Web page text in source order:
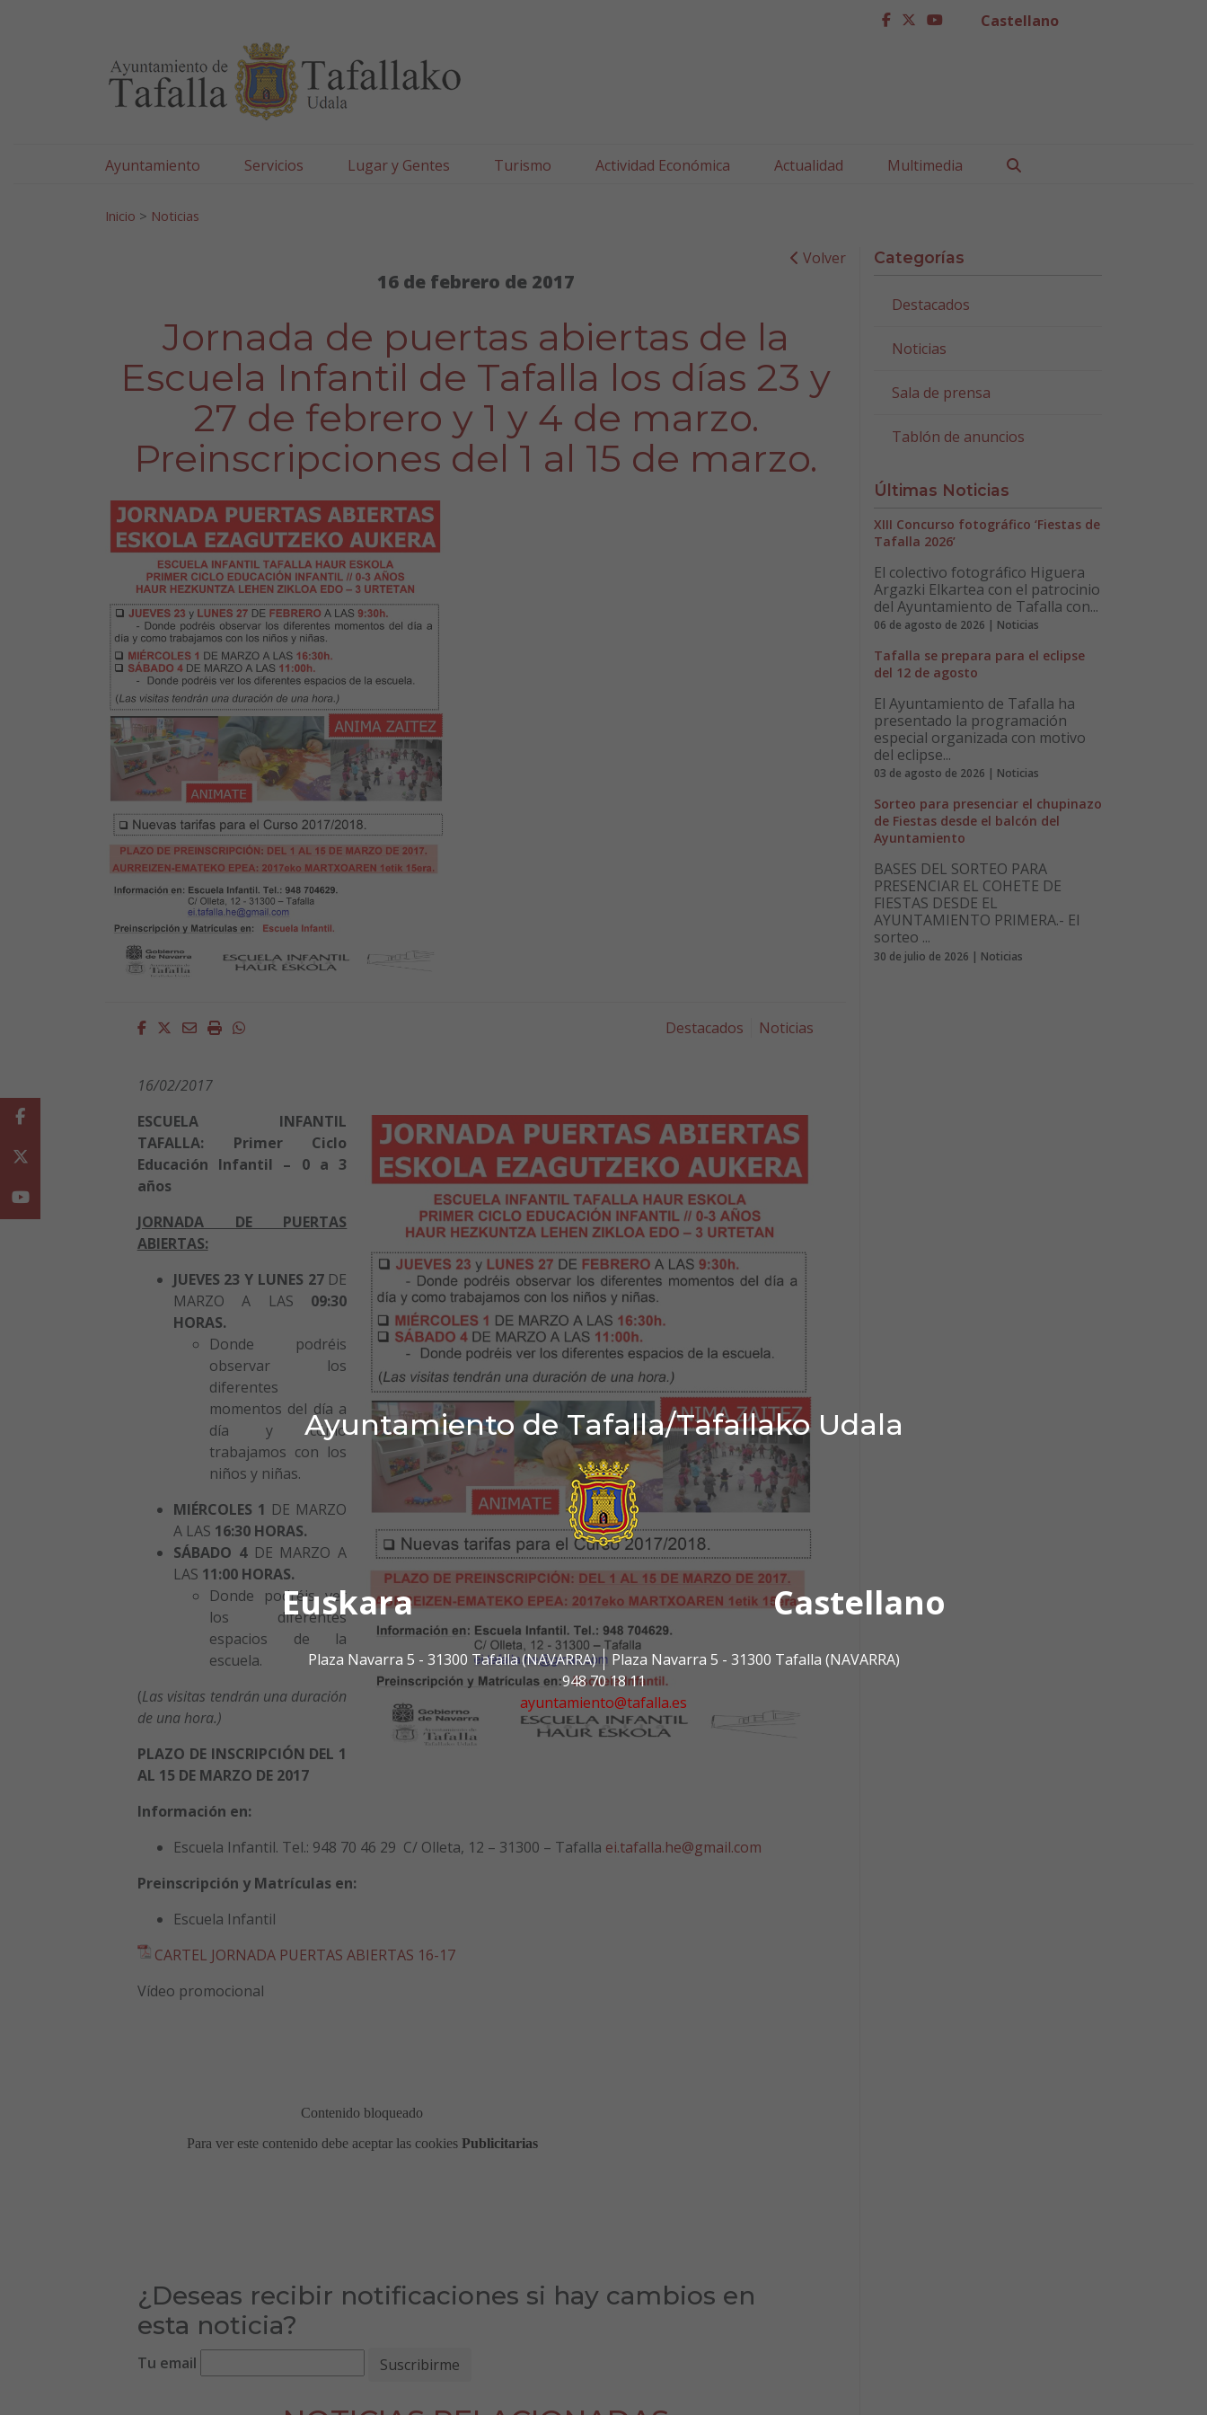
Ayuntamiento de Tafalla/Tafallako Udala
Euskara Castellano
Plaza Navarra 5 - 31300 Tafalla (NAVARRA)
Plaza Navarra 5 - 31300 Tafalla (NAVARRA)
948 70 18 11
ayuntamiento@tafalla.es
facebook
twitter
youtubeCastellano
Ayuntamiento Servicios Lugar y Gentes Turismo Actividad Económica Actualidad Multimedia
Inicio > Noticias
Volver
16 de febrero de 2017
Jornada de puertas abiertas de la
Escuela Infantil de Tafalla los días 23 y
27 de febrero y 1 y 4 de marzo.
Preinscripciones del 1 al 15 de marzo.
Facebook
Twitter
EmailImprimirWhatsapp Destacados Noticias
16/02/2017
ESCUELA INFANTIL
TAFALLA: Primer Ciclo
Educación Infantil – 0 a 3
años
JORNADA DE PUERTAS
ABIERTAS:
JUEVES 23 Y LUNES 27 DE
MARZO A LAS 09:30
HORAS.
Donde podréis
observar los
diferentes
momentos del día a
día y cómo
trabajamos con los
niños y niñas.
MIÉRCOLES 1 DE MARZO
A LAS 16:30 HORAS.
SÁBADO 4 DE MARZO A
LAS 11:00 HORAS.
Donde podréis ver
los diferentes
espacios de la
escuela.
(Las visitas tendrán una duración
de una hora.)
PLAZO DE INSCRIPCIÓN DEL 1
AL 15 DE MARZO DE 2017
Información en:
Escuela Infantil. Tel.: 948 70 46 29 C/ Olleta, 12 – 31300 – Tafalla ei.tafalla.he@gmail.com
Preinscripción y Matrículas en:
Escuela Infantil
CARTEL JORNADA PUERTAS ABIERTAS 16-17
Vídeo promocional
¿Deseas recibir notificaciones si hay cambios en
esta noticia?
Tu email
Categorías
Destacados
Noticias
Sala de prensa
Tablón de anuncios
Últimas Noticias
XIII Concurso fotográfico ‘Fiestas de
Tafalla 2026’
El colectivo fotográfico Higuera
Argazki Elkartea con el patrocinio
del Ayuntamiento de Tafalla con...
06 de agosto de 2026 | Noticias
Tafalla se prepara para el eclipse
del 12 de agosto
El Ayuntamiento de Tafalla ha
presentado la programación
especial organizada con motivo
del eclipse...
03 de agosto de 2026 | Noticias
Sorteo para presenciar el chupinazo
de Fiestas desde el balcón del
Ayuntamiento
BASES DEL SORTEO PARA
PRESENCIAR EL COHETE DE
FIESTAS DESDE EL
AYUNTAMIENTO PRIMERA.- El
sorteo ...
30 de julio de 2026 | Noticias
Facebook
Youtube